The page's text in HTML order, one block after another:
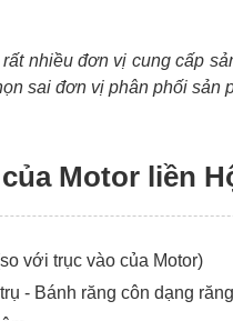
nhiều đơn vị cung cấp
sai đơn vị phân phối sản
Motor liền
với trục vào của Motor)
- Bánh răng côn dạng